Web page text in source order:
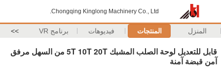
Chongqing Kinglong Machinery Co., Ltd.
المنزل المنتجات فيديوهات برنامج VR >>
قابل للتعديل لوحة الصلب المشبك 5T 10T 20T من السهل مرفق
آمن قبضة آمنة